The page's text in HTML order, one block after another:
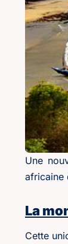
Une
africaine
La
Cette